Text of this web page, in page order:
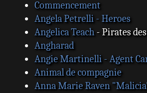
Commencement
Angela Petrelli - Heroes
Angelica Teach- Pirates
Angharad
Angie Martinelli - Agent
Animal de compagnie
Anna Marie Raven